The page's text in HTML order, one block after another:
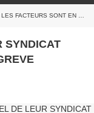
SONT EN GREVE
SYNDICAT